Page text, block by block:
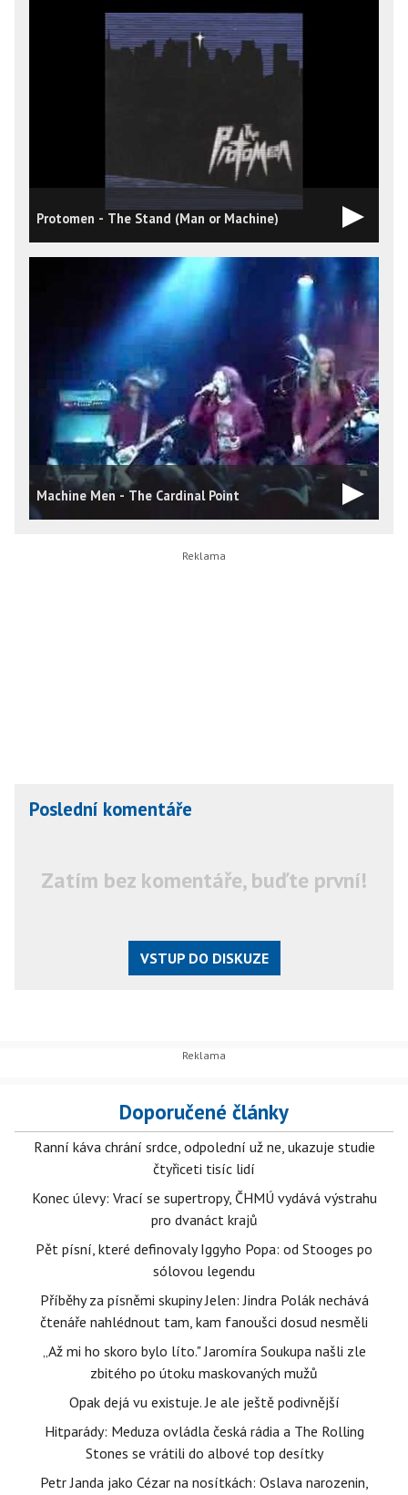
Protomen - The Stand (Man or Machine)
Machine Men - The Cardinal Point
Poslední komentáře
Zatím bez komentáře, buďte první!
VSTUP DO DISKUZE
Doporučené články
Ranní káva chrání srdce, odpolední už ne, ukazuje studie
čtyřiceti tisíc lidí
Konec úlevy: Vrací se supertropy, ČHMÚ vydává výstrahu
pro dvanáct krajů
Pět písní, které definovaly Iggyho Popa: od Stooges po
sólovou legendu
Příběhy za písněmi skupiny Jelen: Jindra Polák nechává
čtenáře nahlédnout tam, kam fanoušci dosud nesměli
„Až mi ho skoro bylo líto." Jaromíra Soukupa našli zle
zbitého po útoku maskovaných mužů
Opak dejá vu existuje. Je ale ještě podivnější
Hitparády: Meduza ovládla česká rádia a The Rolling
Stones se vrátili do albové top desítky
Petr Janda jako Cézar na nosítkách: Oslava narozenin,